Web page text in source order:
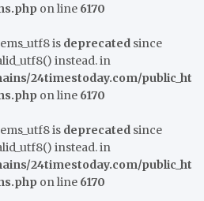
on line 6170
is deprecated since
instead. in
24timestoday.com/public_ht
on line 6170
is deprecated since
instead. in
24timestoday.com/public_ht
on line 6170